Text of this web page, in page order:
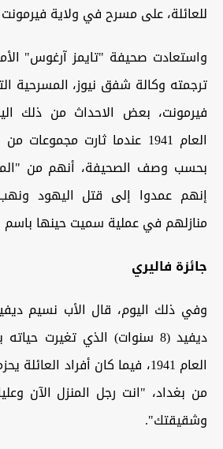
للعائلة، على مسرح في ولاية فيرمونت
واستعادت صحيفة "تايمز آرغوس"
ترجمته وكالة شفق نيوز، المسرحية
فيرمونت، بعض الاحداث من ذلك
العام 1941 عندما ثارت
بحسب وصف الصحيفة، أنهم من
إنهم عمدوا إلى قتل اليهود
منازلهم في عملية سميت حينها
جائزة فاليري
وفي ذلك اليوم، قال الأب نسيم
ديفيد (8 سنوات) الذي تغيرت
العام 1941، فيما كان أفراد
من بغداد، "انت رجل المنزل الآن
وشقيقتك".